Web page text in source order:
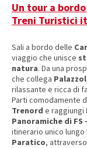
Un tour a
Treni Turistici
Sali a bordo delle
viaggio che unisce
natura. Da una
che collega
rilassante e ricca di
Parti comodamente
Trenord e raggiungi
Panoramiche di
itinerario unico lungo
Paratico,